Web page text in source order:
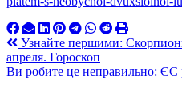
Навигация
по
Узнайте першими:
апреля. Гороскоп
Ви робите це неправильно: ЄС